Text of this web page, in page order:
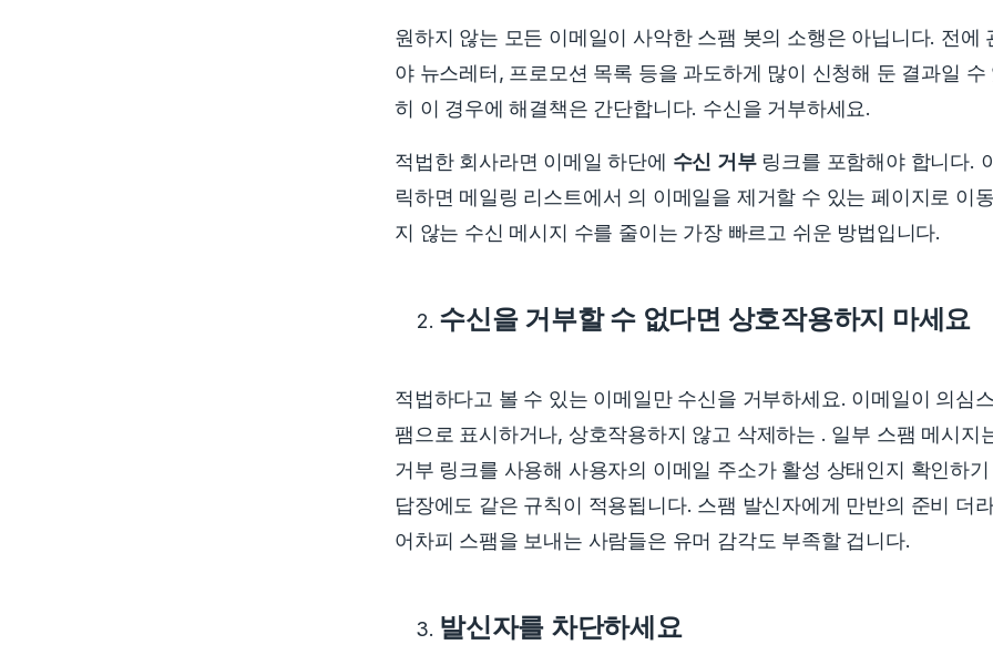
원하지 않는 모든 이메일이 사악한 스팸 봇의 소행은 아닙니다. 전에
야 뉴스레터, 프로모션 목록 등을 과도하게 많이 신청해 둔 결과일 수
히 이 경우에 해결책은 간단합니다. 수신을 거부하세요.
적법한 회사라면 이메일 하단에 수신 거부링크를 포함해야 합니다.
릭하면 메일링 리스트에서 의 이메일을 제거할 수 있는 페이지로 이
지 않는 수신 메시지 수를 줄이는 가장 빠르고 쉬운 방법입니다.
수신을 거부할 수 없다면 상호작용하지 마세요
적법하다고 볼 수 있는 이메일만 수신을 거부하세요. 이메일이 의심
팸으로 표시하거나, 상호작용하지 않고 삭제하는 . 일부 스팸 메시지
거부 링크를 사용해 사용자의 이메일 주소가 활성 상태인지 확인하
답장에도 같은 규칙이 적용됩니다. 스팸 발신자에게 만반의 준비 더
어차피 스팸을 보내는 사람들은 유머 감각도 부족할 겁니다.
발신자를 차단하세요